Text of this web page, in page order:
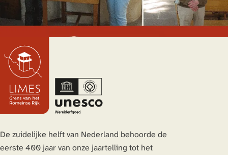
De zuidelijke helft van Nederland behoorde de
eerste 400 jaar van onze jaartelling tot het